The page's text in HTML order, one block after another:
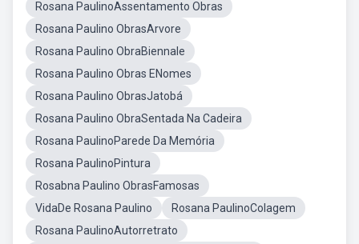
Rosana PaulinoAssentamento Obras
Rosana Paulino ObrasArvore
Rosana Paulino ObraBiennale
Rosana Paulino Obras ENomes
Rosana Paulino ObrasJatobá
Rosana Paulino ObraSentada Na Cadeira
Rosana PaulinoParede Da Memória
Rosana PaulinoPintura
Rosabna Paulino ObrasFamosas
VidaDe Rosana Paulino
Rosana PaulinoColagem
Rosana PaulinoAutorretrato